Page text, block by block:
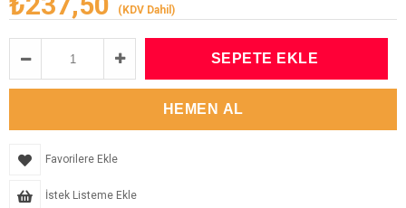
(KDV Dahil)
Favorilere Ekle
İstek Listeme Ekle